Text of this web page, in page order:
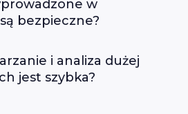
w
bezpieczne?
i analiza dużej
jest szybka?